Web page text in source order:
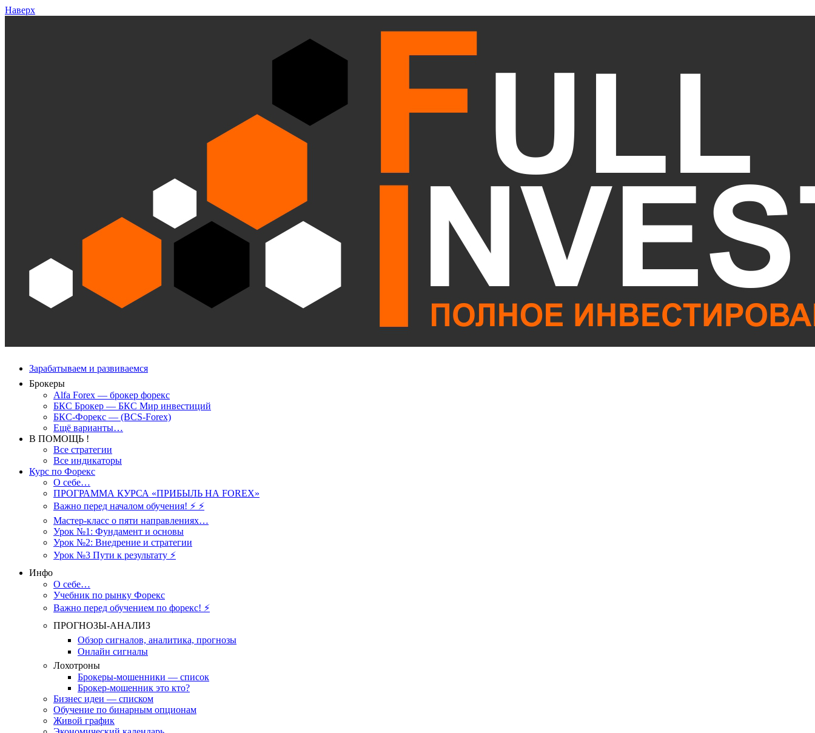
Наверх
Зарабатываем и развиваемся
Брокеры
Alfa Forex — брокер форекс
БКС Брокер — БКС Мир инвестиций
БКС-Форекс — (BCS-Forex)
Ещё варианты…
В ПОМОЩЬ !
Все стратегии
Все индикаторы
Курс по Форекс
О себе…
ПРОГРАММА КУРСА «ПРИБЫЛЬ НА FOREX»
Важно перед началом обучения! ⚡ ⚡
Мастер-класс о пяти направлениях…
Урок №1: Фундамент и основы
Урок №2: Внедрение и стратегии
Урок №3 Пути к результату ⚡️
Инфо
О себе…
Учебник по рынку Форекс
Важно перед обучением по форекс! ⚡
ПРОГНОЗЫ-АНАЛИЗ
Обзор сигналов, аналитика, прогнозы
Онлайн сигналы
Лохотроны
Брокеры-мошенники — список
Брокер-мошенник это кто?
Бизнес идеи — списком
Обучение по бинарным опционам
Живой график